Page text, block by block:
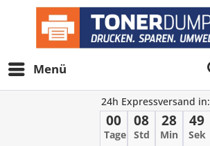
Menü
24h Expressversand in:
00
Tage
08
Std
28
Min
49
Sek